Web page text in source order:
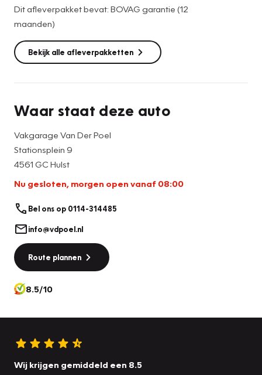
Dit afleverpakket bevat: BOVAG garantie (12
maanden)
Bekijk alle afleverpakketten
Waar staat deze auto
Vakgarage Van Der Poel
Stationsplein 9
4561 GC Hulst
Nu gesloten, morgen open vanaf 08:00
Bel ons op 0114-314485
info@vdpoel.nl
Route plannen
8.5/10
Wij krijgen gemiddeld een 8.5